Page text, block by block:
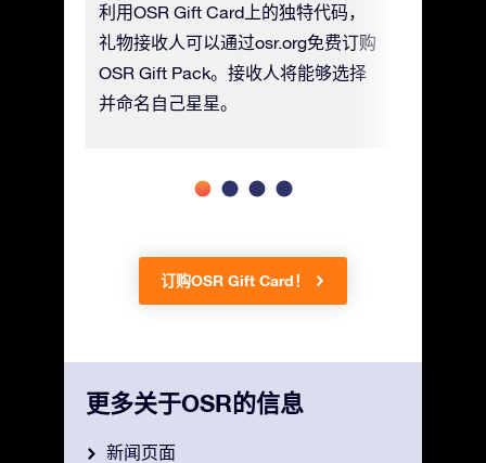
利用OSR Gift Card上的独特代码，
礼物接收人可以通过osr.org免费订购
OSR Gift Pack。接收人将能够选择
并命名自己星星。
订购OSR Gift Card！
更多关于OSR的信息
新闻页面